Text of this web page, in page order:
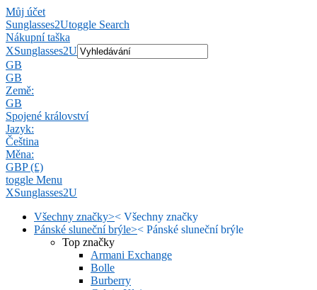
Můj účet
Sunglasses2Utoggle Search
Nákupní taška
XSunglasses2U
GB
GB
Země:
GB
Spojené království
Jazyk:
Čeština
Měna:
GBP (£)
toggle Menu
XSunglasses2U
Všechny značky>< Všechny značky
Pánské sluneční brýle>< Pánské sluneční brýle
Top značky
Armani Exchange
Bolle
Burberry